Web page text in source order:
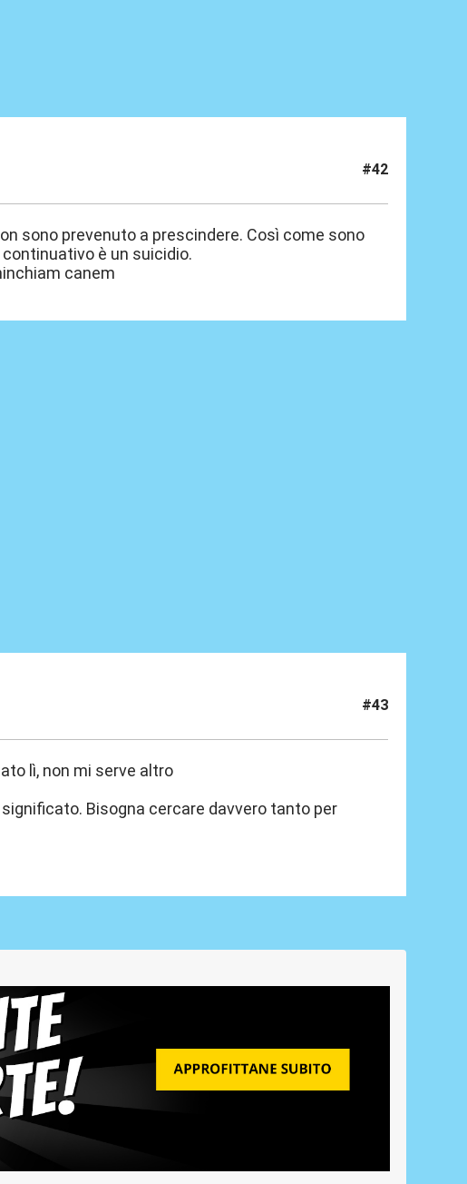
#42
sono prevenuto a prescindere. Così come sono
è un suicidio.
canem
#43
lì, non mi serve altro
Bisogna cercare davvero tanto per